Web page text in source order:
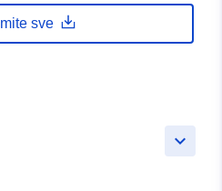
sve
keyboard_arrow_down